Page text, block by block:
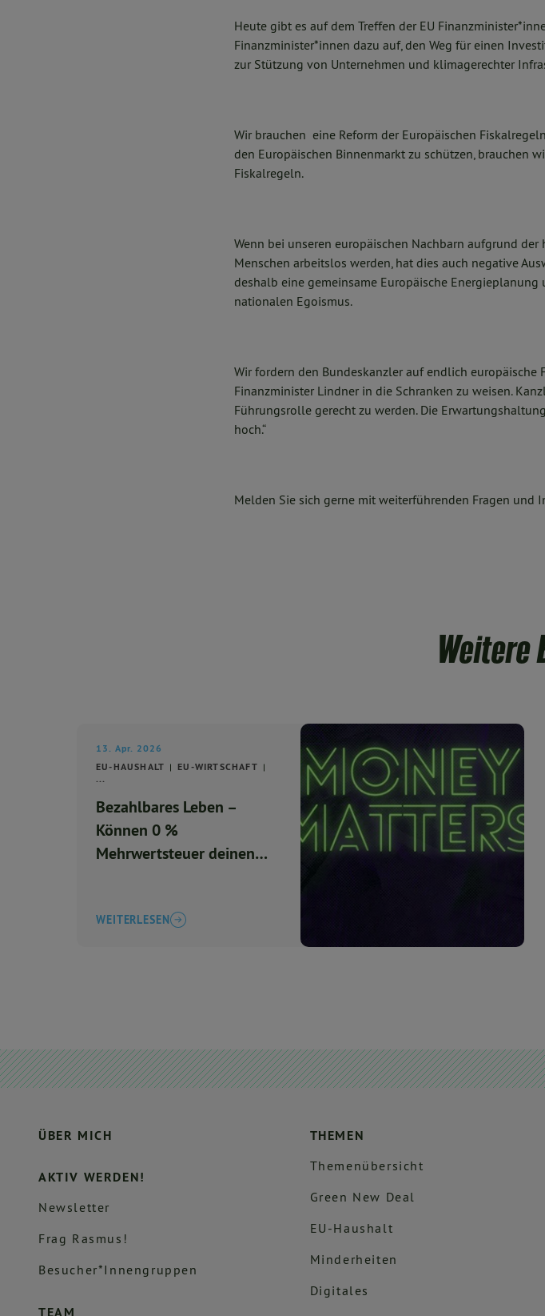
Heute gibt es auf dem Treffen der EU
Finanzminister*innen dazu auf, den Weg für einen
zur Stützung von Unternehmen und klimagerechter
Wir brauchen eine Reform der Europäischen
den Europäischen Binnenmarkt zu schützen, brauchen
Fiskalregeln.
Wenn bei unseren europäischen Nachbarn aufgrund
Menschen arbeitslos werden, hat dies auch negative
deshalb eine gemeinsame Europäische
nationalen Egoismus.
Wir fordern den Bundeskanzler auf endlich
Finanzminister Lindner in die Schranken zu weisen.
Führungsrolle gerecht zu werden. Die
hoch.“
Melden Sie sich gerne mit weiterführenden Fragen und
Weitere
13. Apr. 2026
EU-HAUSHALT
EU-WIRTSCHAFT
...
Bezahlbares Leben –
Können 0 %
Mehrwertsteuer deinen
WEITERLESEN
ÜBER MICH
AKTIV WERDEN!
Newsletter
Frag Rasmus!
Besucher*innengruppen
TEAM
THEMEN
Themenübersicht
Green New Deal
EU-Haushalt
Minderheiten
Digitales